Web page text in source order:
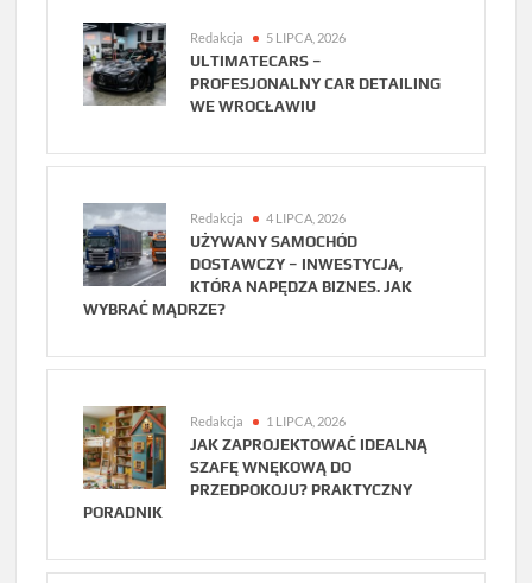
Redakcja 5 LIPCA, 2026
ULTIMATECARS –
PROFESJONALNY CAR DETAILING
WE WROCŁAWIU
Redakcja 4 LIPCA, 2026
UŻYWANY SAMOCHÓD
DOSTAWCZY – INWESTYCJA,
KTÓRA NAPĘDZA BIZNES. JAK
WYBRAĆ MĄDRZE?
Redakcja 1 LIPCA, 2026
JAK ZAPROJEKTOWAĆ IDEALNĄ
SZAFĘ WNĘKOWĄ DO
PRZEDPOKOJU? PRAKTYCZNY
PORADNIK